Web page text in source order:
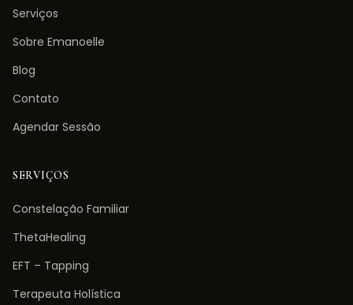
Serviços
Sobre Emanoelle
Blog
Contato
Agendar Sessão
SERVIÇOS
Constelação Familiar
ThetaHealing
EFT – Tapping
Terapeuta Holística